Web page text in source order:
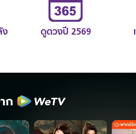
ง
ดูดวงปี 2569
ก